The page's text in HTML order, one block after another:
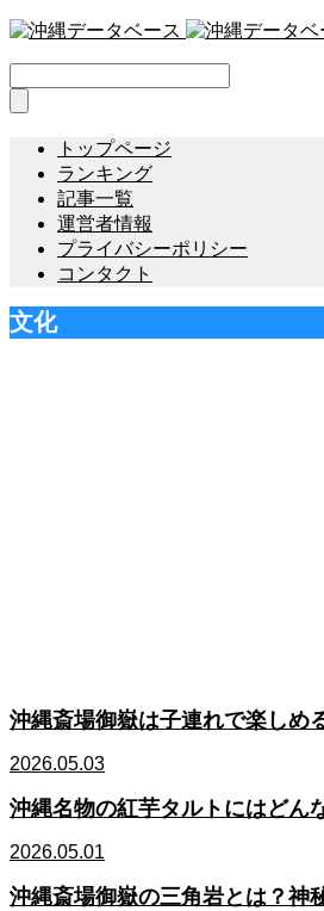
トップページ
ランキング
記事一覧
運営者情報
プライバシーポリシー
コンタクト
文化
沖縄斎場御嶽は子連れで楽しめ
2026.05.03
沖縄名物の紅芋タルトにはどん
2026.05.01
沖縄斎場御嶽の三角岩とは？神